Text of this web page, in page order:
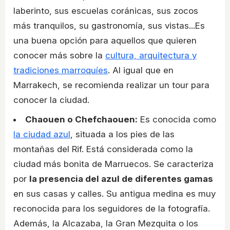
laberinto, sus escuelas coránicas, sus zocos
más tranquilos, su gastronomía, sus vistas...Es
una buena opción para aquellos que quieren
conocer más sobre la cultura, arquitectura y
tradiciones marroquíes. Al igual que en
Marrakech, se recomienda realizar un tour para
conocer la ciudad.
Chaouen o Chefchaouen: Es conocida como
la ciudad azul, situada a los pies de las
montañas del Rif. Está considerada como la
ciudad más bonita de Marruecos. Se caracteriza
por la presencia del azul de diferentes gamas
en sus casas y calles. Su antigua medina es muy
reconocida para los seguidores de la fotografía.
Además, la Alcazaba, la Gran Mezquita o los